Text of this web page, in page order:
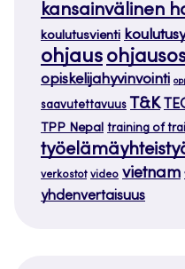
kansainvälinen
koulutusvienti
ohjaus
opiskelijahyvinvointi
saavutettavuus T&K
TPP Nepal training of
verkostot video vietnam
yhdenvertaisuus